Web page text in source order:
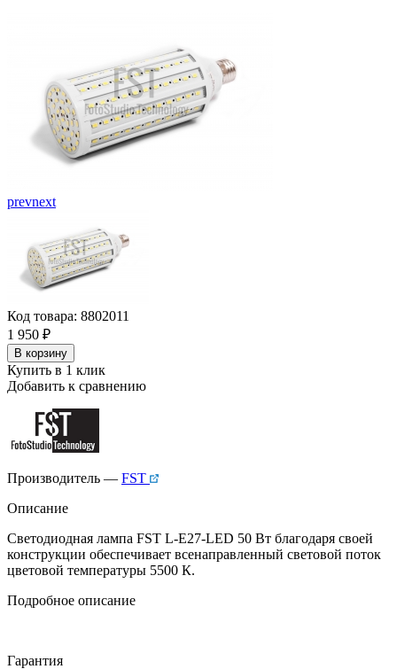
prevnext
Код товара: 8802011
1 950 ₽
В корзину
Купить в 1 клик
Добавить к сравнению
Производитель — FST
Описание
Светодиодная лампа FST L-E27-LED 50 Вт благодаря своей
конструкции обеспечивает всенаправленный световой поток
цветовой температуры 5500 К.
Подробное описание
Гарантия